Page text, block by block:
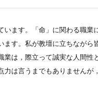
ます。「命」に関わる職業
す。私が教壇に立ちながら
は，際立って誠実な人間性
は言うまでもありませんが